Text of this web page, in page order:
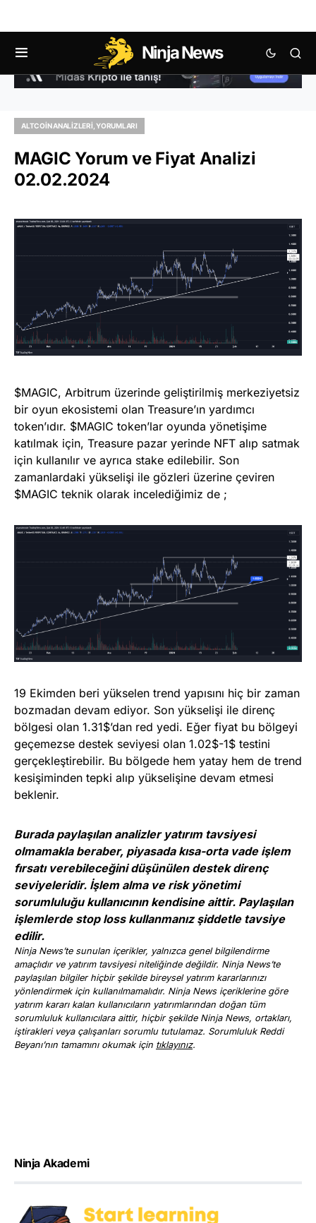
Ninja News
ALTCOIN ANALIZLERI, YORUMLARI
MAGIC Yorum ve Fiyat Analizi
02.02.2024
$MAGIC, Arbitrum üzerinde geliştirilmiş merkeziyetsiz
bir oyun ekosistemi olan Treasure’ın yardımcı
token’ıdır. $MAGIC token’lar oyunda yönetişime
katılmak için, Treasure pazar yerinde NFT alıp satmak
için kullanılır ve ayrıca stake edilebilir. Son
zamanlardaki yükselişi ile gözleri üzerine çeviren
$MAGIC teknik olarak incelediğimiz de ;
19 Ekimden beri yükselen trend yapısını hiç bir zaman
bozmadan devam ediyor. Son yükselişi ile direnç
bölgesi olan 1.31$’dan red yedi. Eğer fiyat bu bölgeyi
geçemezse destek seviyesi olan 1.02$-1$ testini
gerçekleştirebilir. Bu bölgede hem yatay hem de trend
kesişiminden tepki alıp yükselişine devam etmesi
beklenir.
Burada paylaşılan analizler yatırım tavsiyesi
olmamakla beraber, piyasada kısa-orta vade işlem
fırsatı verebileceğini düşünülen destek direnç
seviyeleridir. İşlem alma ve risk yönetimi
sorumluluğu kullanıcının kendisine aittir. Paylaşılan
işlemlerde stop loss kullanmanız şiddetle tavsiye
edilir.
Ninja News’te sunulan içerikler, yalnızca genel bilgilendirme
amaçlıdır ve yatırım tavsiyesi niteliğinde değildir. Ninja News’te
paylaşılan bilgiler hiçbir şekilde bireysel yatırım kararlarınızı
yönlendirmek için kullanılmamalıdır. Ninja News içeriklerine göre
yatırım kararı kalan kullanıcıların yatırımlarından doğan tüm
sorumluluk kullanıcılara aittir, hiçbir şekilde Ninja News, ortakları,
iştirakleri veya çalışanları sorumlu tutulamaz. Sorumluluk Reddi
Beyanı’nın tamamını okumak için tıklayınız.
Ninja Akademi